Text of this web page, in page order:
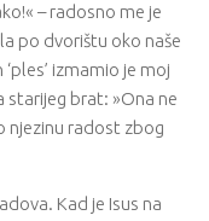
– radosno me je
po dvorištu oko naše
izmamio je moj
starijeg brat: »Ona ne
njezinu radost zbog
Kad je Isus na